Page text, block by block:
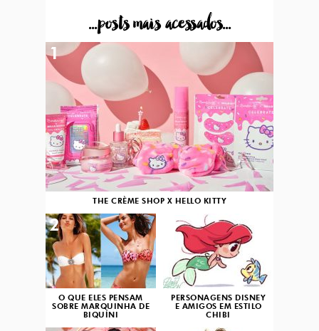
...posts mais acessados...
THE CRÈME SHOP X HELLO KITTY
1
O QUE ELES PENSAM
SOBRE MARQUINHA DE
BIQUÍNI
2
PERSONAGENS DISNEY
E AMIGOS EM ESTILO
CHIBI
3